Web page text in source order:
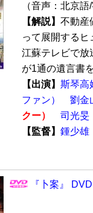
（音声：北京
【解説】 不動産
って展開する
江蘇テレビで放
が1通の遺言書
【出演】 斯琴高
ファン）
劉金
クー）
司光旻
【監督】 鍾少雄
『卜案』